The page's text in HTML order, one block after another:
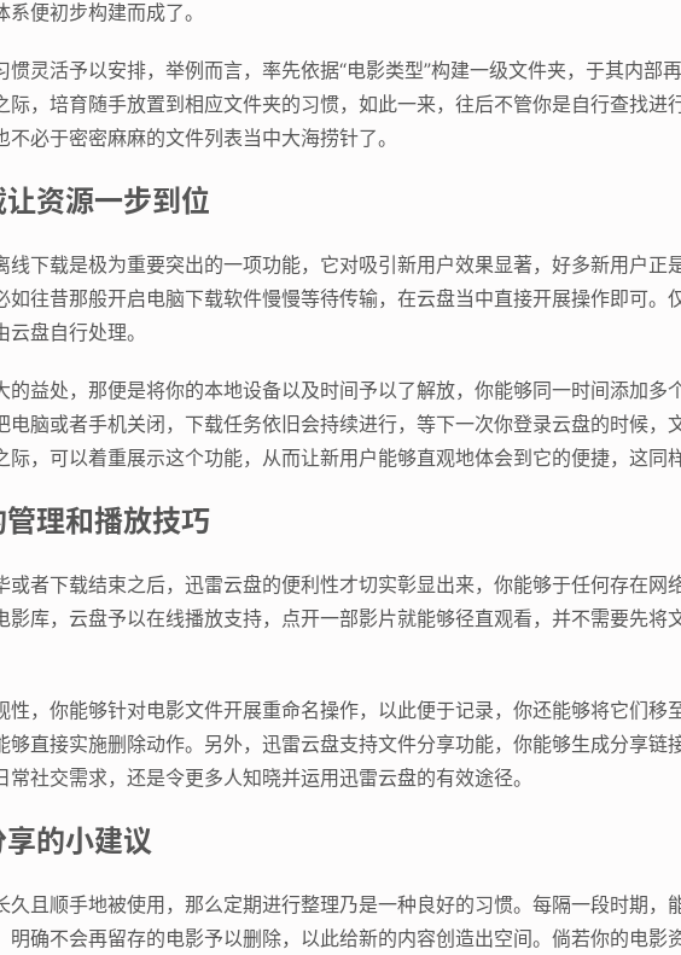
便初步构建而成了。
惯灵活予以安排，举例而言，率先依据“电影类型”构建一级文件夹，于其内部
际，培育随手放置到相应文件夹的习惯，如此一来，往后不管你是自行查找进
不必于密密麻麻的文件列表当中大海捞针了。
资源一步到位
线下载是极为重要突出的一项功能，它对吸引新用户效果显著，好多新用户正
如往昔那般开启电脑下载软件慢慢等待传输，在云盘当中直接开展操作即可。
盘自行处理。
的益处，那便是将你的本地设备以及时间予以了解放，你能够同一时间添加多
电脑或者手机关闭，下载任务依旧会持续进行，等下一次你登录云盘的时候，
际，可以着重展示这个功能，从而让新用户能够直观地体会到它的便捷，这同
理和播放技巧
或者下载结束之后，迅雷云盘的便利性才切实彰显出来，你能够于任何存在网
影库，云盘予以在线播放支持，点开一部影片就能够径直观看，并不需要先将
性，你能够针对电影文件开展重命名操作，以此便于记录，你还能够将它们移
够直接实施删除动作。另外，迅雷云盘支持文件分享功能，你能够生成分享链
常社交需求，还是令更多人知晓并运用迅雷云盘的有效途径。
的小建议
久且顺手地被使用，那么定期进行整理乃是一种良好的习惯。每隔一段时期，
明确不会再留存的电影予以删除，以此给新的内容创造出空间。倘若你的电影